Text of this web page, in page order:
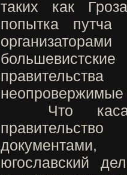
таких как
попытка
неопровержимые
Что
югославский